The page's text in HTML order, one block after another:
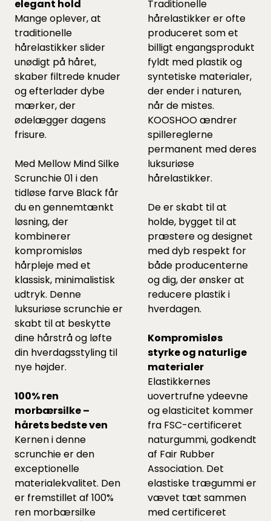
elegant hold
Mange oplever, at
traditionelle
hårelastikker slider
unødigt på håret,
skaber filtrede knuder
og efterlader dybe
mærker, der
ødelægger dagens
frisure.
Med Mellow Mind Silke
Scrunchie 01 i den
tidløse farve Black får
du en gennemtænkt
løsning, der
kombinerer
kompromisløs
hårpleje med et
klassisk, minimalistisk
udtryk. Denne
luksuriøse scrunchie er
skabt til at beskytte
dine hårstrå og løfte
din hverdagsstyling til
nye højder.
100% ren
morbærsilke –
hårets bedste ven
Kernen i denne
scrunchie er den
exceptionelle
materialekvalitet. Den
er fremstillet af 100%
ren morbærsilke
Traditionelle
hårelastikker er ofte
produceret som et
billigt engangsprodukt
fyldt med plastik og
syntetiske materialer,
der ender i naturen,
når de mistes.
KOOSHOO ændrer
spillereglerne
permanent med deres
luksuriøse
hårelastikker.
De er skabt til at
holde, bygget til at
præstere og designet
med dyb respekt for
både producenterne
og dig, der ønsker at
reducere plastik i
hverdagen.
Kompromisløs
styrke og naturlige
materialer
Elastikkernes
uovertrufne ydeevne
og elasticitet kommer
fra FSC-certificeret
naturgummi, godkendt
af Fair Rubber
Association. Det
elastiske trægummi er
vævet tæt sammen
med certificeret